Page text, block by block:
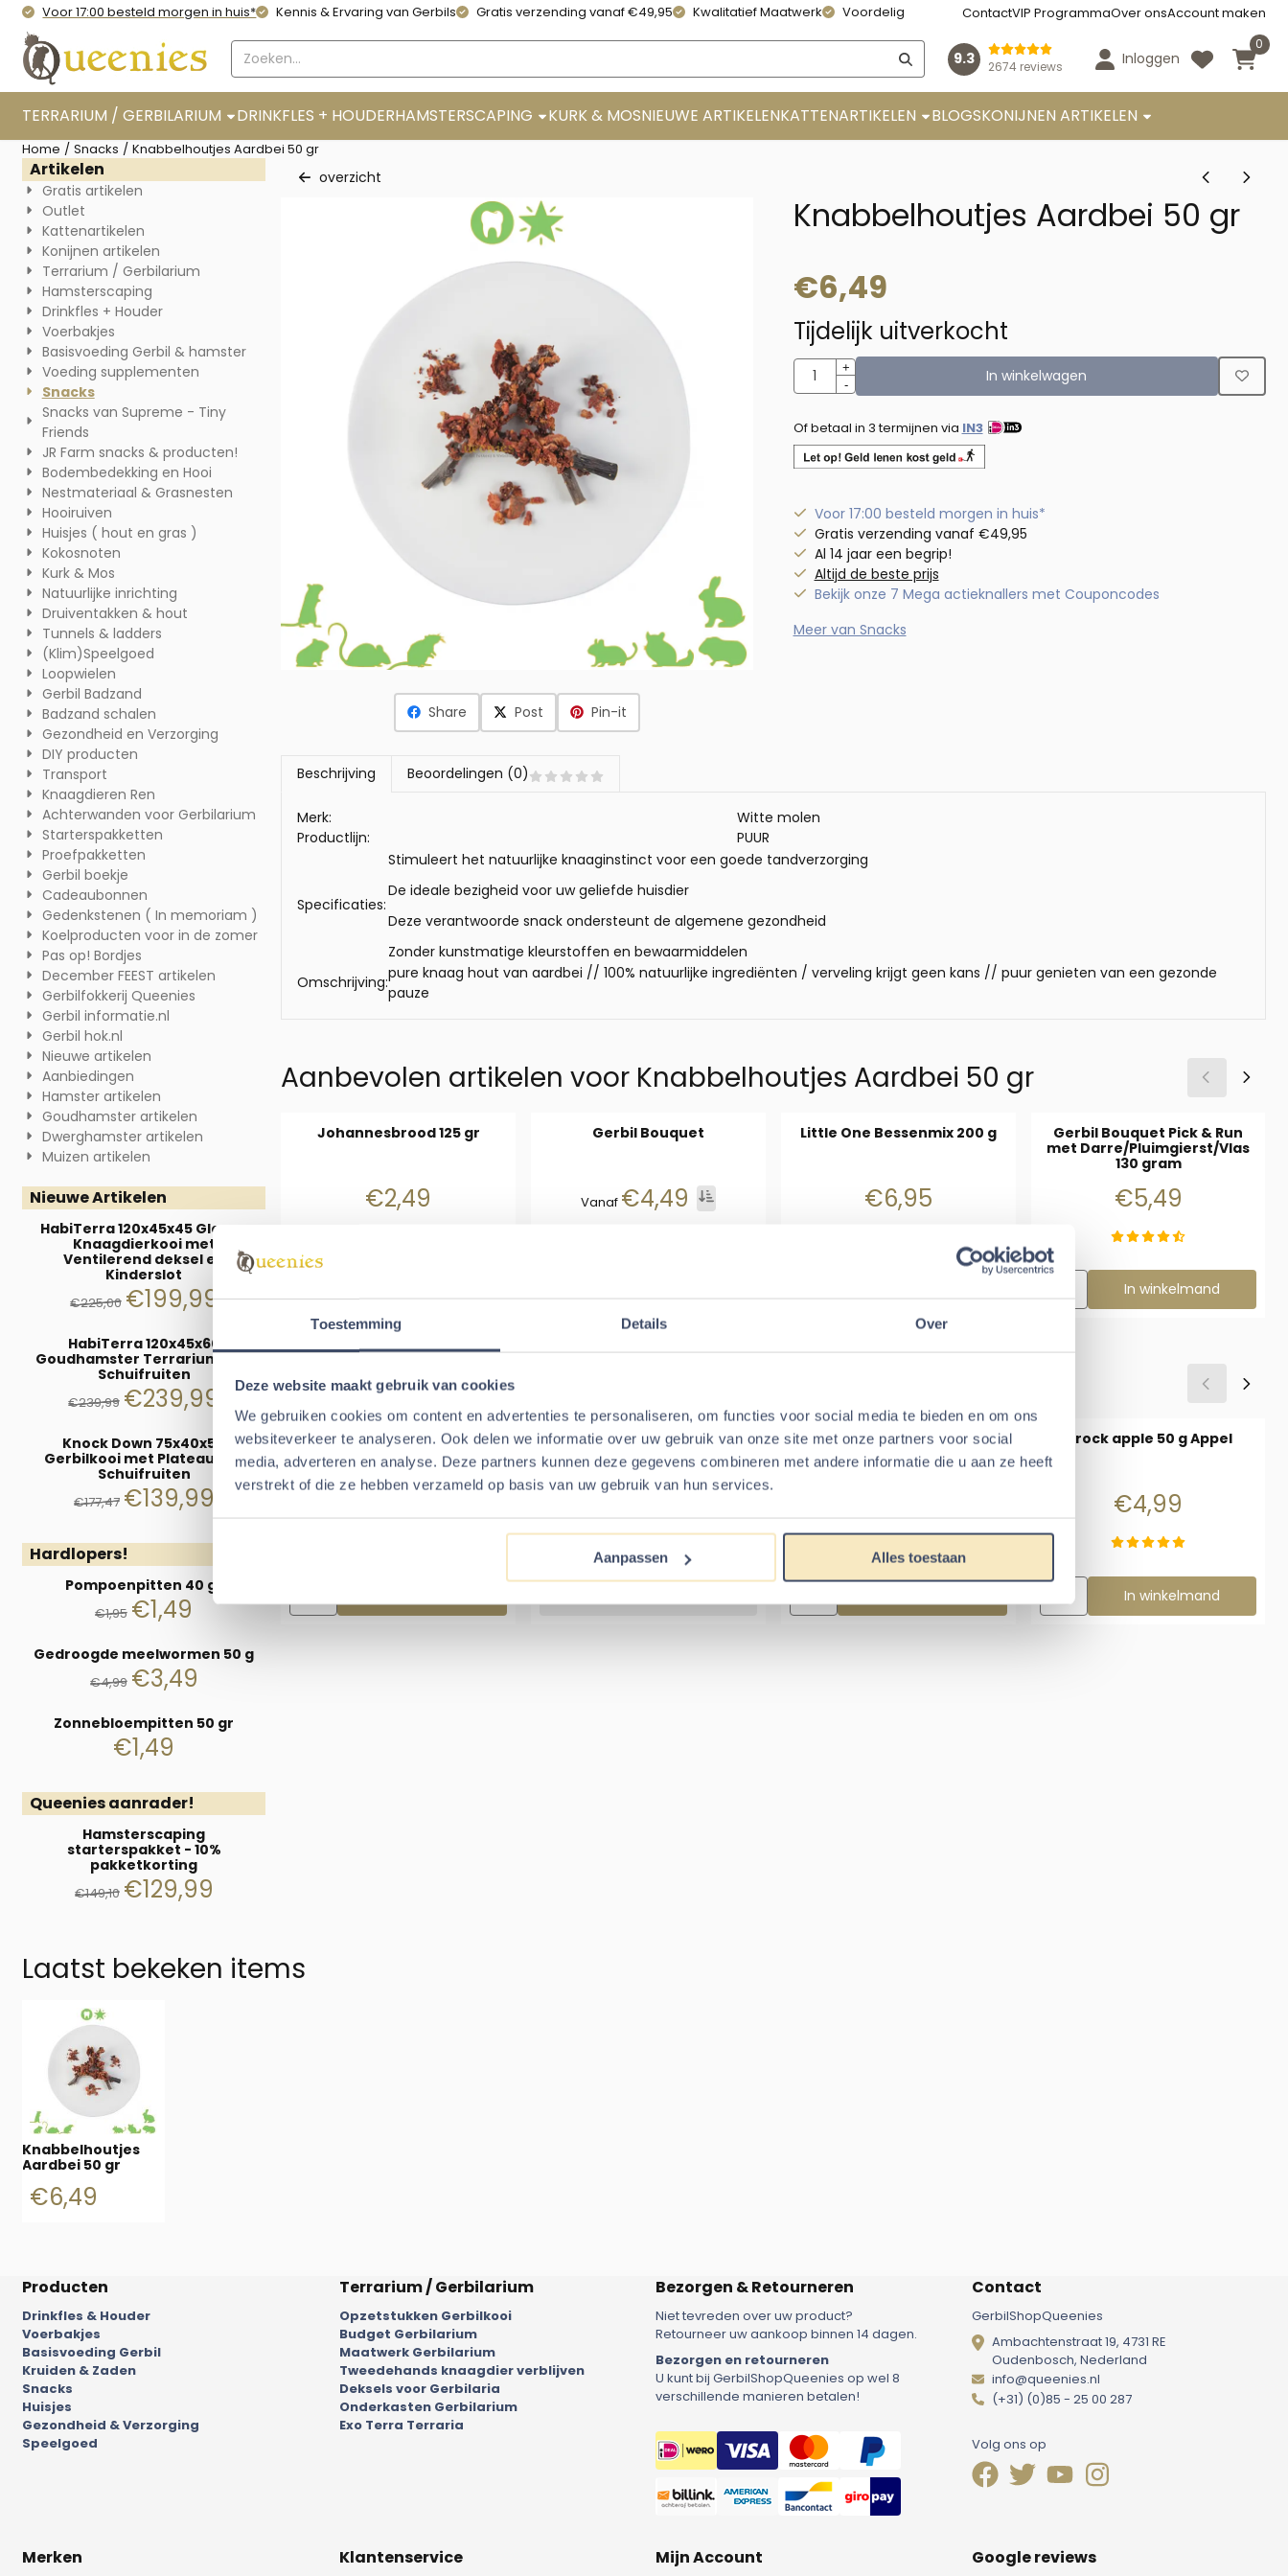
Toestemming Details Over
Deze website maakt gebruik van cookies
We gebruiken cookies om content en advertenties te personaliseren, om functies voor social media te bieden en om ons
websiteverkeer te analyseren. Ook delen we informatie over uw gebruik van onze site met onze partners voor social
media, adverteren en analyse. Deze partners kunnen deze gegevens combineren met andere informatie die u aan ze heeft
verstrekt of die ze hebben verzameld op basis van uw gebruik van hun services.
Aanpassen Alles toestaan
Cookievoorkeuren zijn momenteel gesloten.
Voor 17:00 besteld morgen in huis* Kennis & Ervaring van Gerbils Gratis verzending vanaf €49,95 Kwalitatief Maatwerk Voordelig ContactVIP ProgrammaOver onsAccount maken
Zoeken 9.3 2674 reviews Inloggen
0
TERRARIUM / GERBILARIUM DRINKFLES + HOUDERHAMSTERSCAPING KURK & MOSNIEUWE ARTIKELENKATTENARTIKELEN BLOGSKONIJNEN ARTIKELEN
Home / Snacks / Knabbelhoutjes Aardbei 50 gr
Artikelen
Gratis artikelen
Outlet
Kattenartikelen
Konijnen artikelen
Terrarium / Gerbilarium
Hamsterscaping
Drinkfles + Houder
Voerbakjes
Basisvoeding Gerbil & hamster
Voeding supplementen
Snacks
Snacks van Supreme - Tiny
Friends
JR Farm snacks & producten!
Bodembedekking en Hooi
Nestmateriaal & Grasnesten
Hooiruiven
Huisjes ( hout en gras )
Kokosnoten
Kurk & Mos
Natuurlijke inrichting
Druiventakken & hout
Tunnels & ladders
(Klim)Speelgoed
Loopwielen
Gerbil Badzand
Badzand schalen
Gezondheid en Verzorging
DIY producten
Transport
Knaagdieren Ren
Achterwanden voor Gerbilarium
Starterspakketten
Proefpakketten
Gerbil boekje
Cadeaubonnen
Gedenkstenen ( In memoriam )
Koelproducten voor in de zomer
Pas op! Bordjes
December FEEST artikelen
Gerbilfokkerij Queenies
Gerbil informatie.nl
Gerbil hok.nl
Nieuwe artikelen
Aanbiedingen
Hamster artikelen
Goudhamster artikelen
Dwerghamster artikelen
Muizen artikelen
Nieuwe Artikelen
HabiTerra 120x45x45 Glazen
Knaagdierkooi met
Ventilerend deksel en
Kinderslot
€225,00 €199,99
HabiTerra 120x45x60
Goudhamster Terrarium met
Schuifruiten
€239,99 €239,99
Knock Down 75x40x50
Gerbilkooi met Plateaus en
Schuifruiten
€177,47 €139,99
Hardlopers!
Pompoenpitten 40 gr
€1,95 €1,49
Gedroogde meelwormen 50 g
€4,99 €3,49
Zonnebloempitten 50 gr
€1,49
Queenies aanrader!
Hamsterscaping
starterspakket - 10%
pakketkorting
€149,10 €129,99
overzicht
Share Post Pin-it
Knabbelhoutjes Aardbei 50 gr
€6,49
Tijdelijk uitverkocht
Aantal
+
-
In winkelwagen
Of betaal in 3 termijnen via IN3
Voor 17:00 besteld morgen in huis*
Gratis verzending vanaf €49,95
Al 14 jaar een begrip!
Altijd de beste prijs
Bekijk onze 7 Mega actieknallers met Couponcodes
Meer van Snacks
Beschrijving Beoordelingen (0)
Merk:
Witte molen
Productlijn:
PUUR
Specificaties:
Stimuleert het natuurlijke knaaginstinct voor een goede tandverzorging
De ideale bezigheid voor uw geliefde huisdier
Deze verantwoorde snack ondersteunt de algemene gezondheid
Zonder kunstmatige kleurstoffen en bewaarmiddelen
Omschrijving:pure knaag hout van aardbei // 100% natuurlijke ingrediënten / verveling krijgt geen kans // puur genieten van een gezonde
pauze
Aanbevolen artikelen voor Knabbelhoutjes Aardbei 50 gr
Johannesbrood 125 gr
Prijs: 2,49
€2,49
Gerbil Bouquet
Staffelprijzen beschikbaar, vanaf 4,49
Vanaf €4,49 Prijs incl. btw per stuk Tot 6 €4,99 6 en meer €4,49
Little One Bessenmix 200 g
Prijs: 6,95
€6,95
Gerbil Bouquet Pick & Run
met Darre/Pluimgierst/Vlas
130 gram
Prijs: 5,49
€5,49
Aantal kiezen voor Gerbil Bouquet
In winkelmand
Alternatieve artikelen voor
Tarwe aren 90 gram
Prijs: 4,95
Aantal kiezen voor Tarwe aren 90 gram
Knabbelhout Appel / Wortel
50 gr.
Van 6,99 voor 5,99
Snacksticks voor gerbil -
honing 2x 55g
Aantal kiezen voor Snacksticks voor gerbil - honing 2x 55g
Crock apple 50 g Appel
Prijs: 4,99
€4,99
Aantal kiezen voor Crock apple 50 g
In winkelmand
Laatst bekeken items
Knabbelhoutjes
Aardbei 50 gr
€6,49
Producten
Drinkfles & Houder
Voerbakjes
Basisvoeding Gerbil
Kruiden & Zaden
Snacks
Huisjes
Gezondheid & Verzorging
Speelgoed
Terrarium / Gerbilarium
Opzetstukken Gerbilkooi
Budget Gerbilarium
Maatwerk Gerbilarium
Tweedehands knaagdier verblijven
Deksels voor Gerbilaria
Onderkasten Gerbilarium
Exo Terra Terraria
Bezorgen & Retourneren
Niet tevreden over uw product?
Retourneer uw aankoop binnen 14 dagen.
Bezorgen en retourneren
U kunt bij GerbilShopQueenies op wel 8
verschillende manieren betalen!
Contact
GerbilShopQueenies
Ambachtenstraat 19, 4731 RE
Oudenbosch, Nederland
info@queenies.nl
(+31) (0)85 - 25 00 287
Volg ons op
Merken Klantenservice Mijn Account Google reviews